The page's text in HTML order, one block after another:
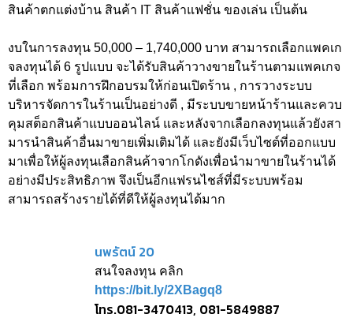
สินค้าตกแต่งบ้าน สินค้า IT สินค้าแฟชั่น ของเล่น เป็นต้น
งบในการลงทุน 50,000 – 1,740,000 บาท สามารถเลือกแพคเก
จลงทุนได้ 6 รูปแบบ จะได้รับสินค้าวางขายในร้านตามแพคเกจ
ที่เลือก พร้อมการฝึกอบรมให้ก่อนเปิดร้าน , การวางระบบ
บริหารจัดการในร้านเป็นอย่างดี , มีระบบขายหน้าร้านและควบ
คุมสต็อกสินค้าแบบออนไลน์ และหลังจากเลือกลงทุนแล้วยังสา
มารนำสินค้าอื่นมาขายเพิ่มเติมได้ และยังมีเว็บไซต์ที่ออกแบบ
มาเพื่อให้ผู้ลงทุนเลือกสินค้าจากโกดังเพื่อนำมาขายในร้านได้
อย่างมีประสิทธิภาพ จึงเป็นอีกแฟรนไชส์ที่มีระบบพร้อม
สามารถสร้างรายได้ที่ดีให้ผู้ลงทุนได้มาก
นพรัตน์ 20
สนใจลงทุน คลิก
https://bit.ly/2XBagq8
โทร.081-3470413, 081-5849887